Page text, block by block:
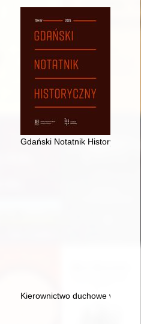
w rosyjskiej gwarze
Gdański Notatnik Historyczny.
: "partyzanci" Moczara
Kierownictwo duchowe w